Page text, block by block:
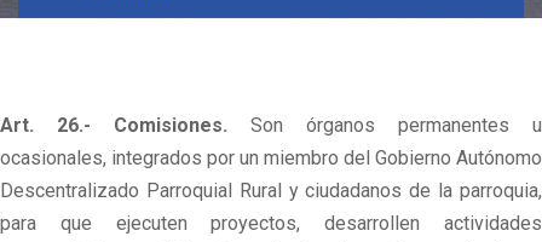
Art. 26.- Comisiones. Son órganos permanentes u
ocasionales, integrados por un miembro del Gobierno Autónomo
Descentralizado Parroquial Rural y ciudadanos de la parroquia,
para que ejecuten proyectos, desarrollen actividades